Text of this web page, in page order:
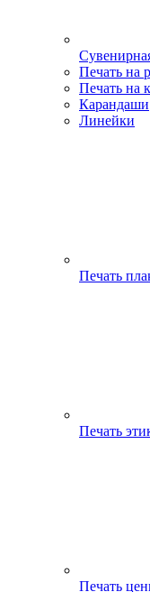
Печать на
Печать на
Карандаши
Линейки
Печать
Печать
Печать